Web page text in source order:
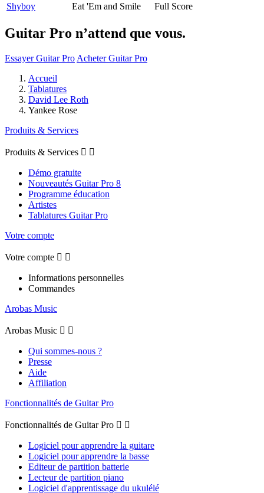
Shyboy
Eat 'Em and Smile Full Score
Guitar Pro n’attend que vous.
Essayer Guitar Pro Acheter Guitar Pro
Accueil
Tablatures
David Lee Roth
Yankee Rose
Produits & Services
Produits & Services  
Démo gratuite
Nouveautés Guitar Pro 8
Programme éducation
Artistes
Tablatures Guitar Pro
Votre compte
Votre compte  
Informations personnelles
Commandes
Arobas Music
Arobas Music  
Qui sommes-nous ?
Presse
Aide
Affiliation
Fonctionnalités de Guitar Pro
Fonctionnalités de Guitar Pro  
Logiciel pour apprendre la guitare
Logiciel pour apprendre la basse
Editeur de partition batterie
Lecteur de partition piano
Logiciel d'apprentissage du ukulélé